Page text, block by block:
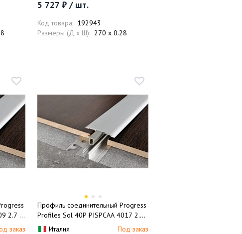
5 727 ₽ / шт.
Код товара: 192943
Размеры (Д x Ш): 270 x 0.28
2.7 м
заказ
Профиль соединительный Progress
Profiles Sol 40P PISPCAА 4017 2.7
м (серебро матовое)
Италия Под заказ